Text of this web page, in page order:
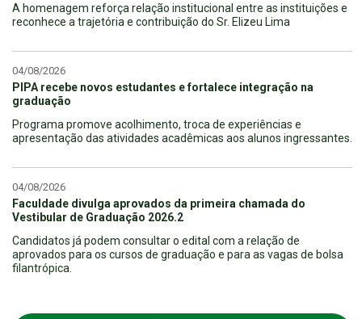
A homenagem reforça relação institucional entre as instituições e
reconhece a trajetória e contribuição do Sr. Elizeu Lima
04/08/2026
PIPA recebe novos estudantes e fortalece integração na
graduação
Programa promove acolhimento, troca de experiências e
apresentação das atividades acadêmicas aos alunos ingressantes.
04/08/2026
Faculdade divulga aprovados da primeira chamada do
Vestibular de Graduação 2026.2
Candidatos já podem consultar o edital com a relação de
aprovados para os cursos de graduação e para as vagas de bolsa
filantrópica.